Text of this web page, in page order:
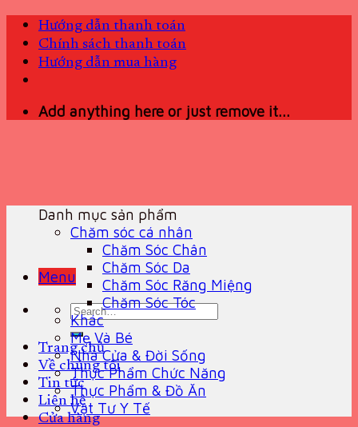
Skip
content
Hướng dẫn thanh toán
Chính sách thanh toán
Hướng dẫn mua hàng
Add anything here or just remove it...
Menu
Search
for:
Trang chủ
Về chúng tôi
Tin tức
Liên hệ
Cửa hàng
Danh mục sản phẩm
Chăm sóc cá nhân
Chăm Sóc Chân
Chăm Sóc Da
Chăm Sóc Răng Miệng
Chăm Sóc Tóc
Khác
Mẹ Và Bé
Nhà Cửa & Đời Sống
Thực Phẩm Chức Năng
Thực Phẩm & Đồ Ăn
Vật Tư Y Tế